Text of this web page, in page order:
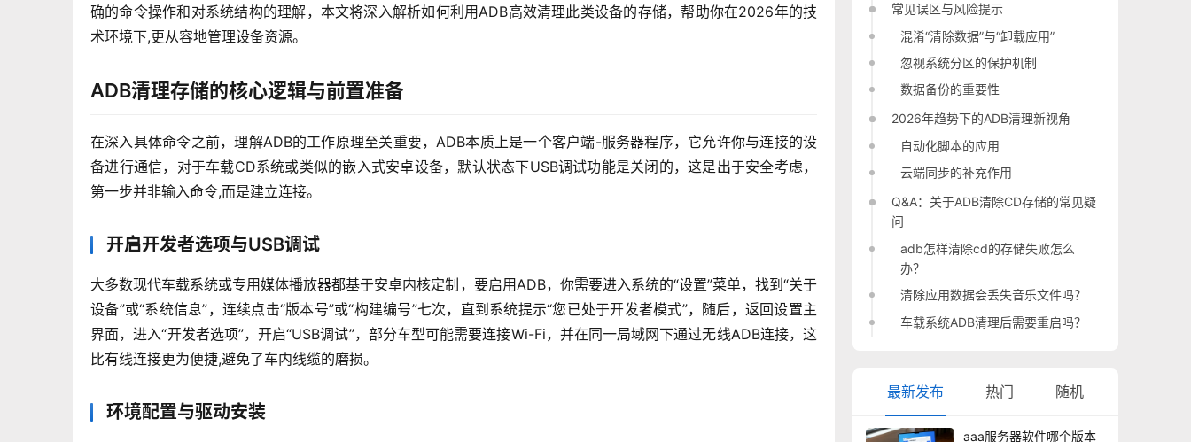
确的命令操作和对系统结构的理解，本文将深入解析如何利用ADB高效清理此类设备的存储，帮助你在2026年的技
术环境下,更从容地管理设备资源。
ADB清理存储的核心逻辑与前置准备
在深入具体命令之前，理解ADB的工作原理至关重要，ADB本质上是一个客户端-服务器程序，它允许你与连接的设
备进行通信，对于车载CD系统或类似的嵌入式安卓设备，默认状态下USB调试功能是关闭的，这是出于安全考虑，
第一步并非输入命令,而是建立连接。
开启开发者选项与USB调试
大多数现代车载系统或专用媒体播放器都基于安卓内核定制，要启用ADB，你需要进入系统的“设置”菜单，找到“关于
设备”或“系统信息”，连续点击“版本号”或“构建编号”七次，直到系统提示“您已处于开发者模式”，随后，返回设置主
界面，进入“开发者选项”，开启“USB调试”，部分车型可能需要连接Wi-Fi，并在同一局域网下通过无线ADB连接，这
比有线连接更为便捷,避免了车内线缆的磨损。
环境配置与驱动安装
常见误区与风险提示
混淆“清除数据”与“卸载应用”
忽视系统分区的保护机制
数据备份的重要性
2026年趋势下的ADB清理新视角
自动化脚本的应用
云端同步的补充作用
Q&A：关于ADB清除CD存储的常见疑
问
adb怎样清除cd的存储失败怎么
办？
清除应用数据会丢失音乐文件吗？
车载系统ADB清理后需要重启吗？
最新发布 热门 随机
aaa服务器软件哪个版本